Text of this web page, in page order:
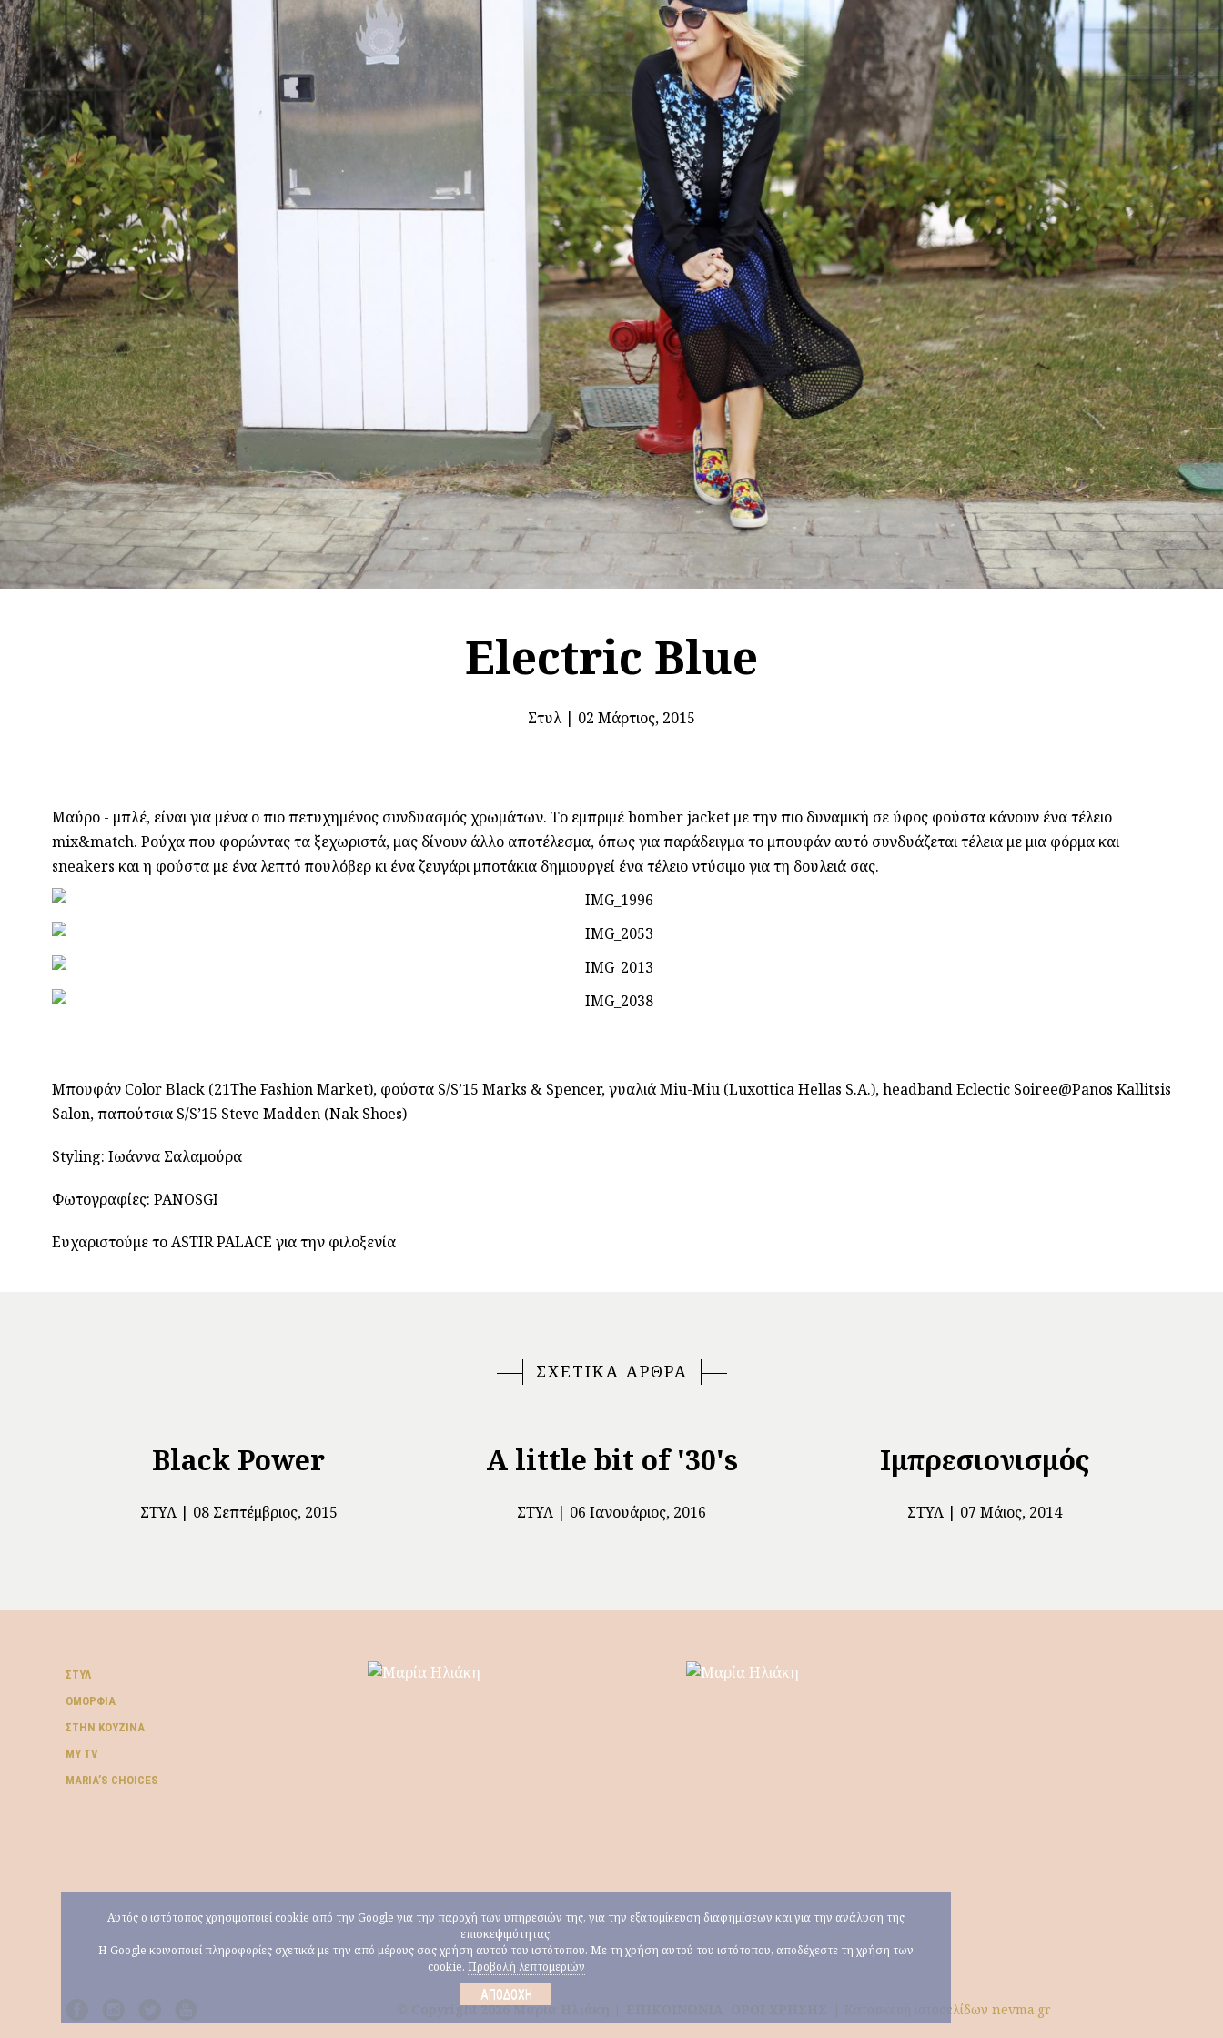
Electric Blue
Στυλ| 02 Μάρτιος, 2015
Μαύρο - μπλέ, είναι για μένα ο πιο πετυχημένος συνδυασμός χρωμάτων. Το εμπριμέ bomber jacket με την πιο δυναμική σε ύφος φούστα κάνουν ένα τέλειο
mix&match. Ρούχα που φορώντας τα ξεχωριστά, μας δίνουν άλλο αποτέλεσμα, όπως για παράδειγμα το μπουφάν αυτό συνδυάζεται τέλεια με μια φόρμα και
sneakers και η φούστα με ένα λεπτό πουλόβερ κι ένα ζευγάρι μποτάκια δημιουργεί ένα τέλειο ντύσιμο για τη δουλειά σας.
Μπουφάν Color Black (21The Fashion Market), φούστα S/S’15 Marks & Spencer, γυαλιά Miu-Miu (Luxottica Hellas S.A.), headband Eclectic Soiree@Panos Kallitsis
Salon, παπούτσια S/S’15 Steve Madden (Nak Shoes)
Styling: Ιωάννα Σαλαμούρα
Φωτογραφίες: PANOSGI
Ευχαριστούμε το ASTIR PALACE για την φιλοξενία
ΣΧΕΤΙΚΑ ΑΡΘΡΑ
Black Power
ΣΤΥΛ 08 Σεπτέμβριος, 2015
A little bit of '30's
ΣΤΥΛ 06 Ιανουάριος, 2016
Ιμπρεσιονισμός
ΣΤΥΛ 07 Μάιος, 2014
ΣΤΥΛ
ΟΜΟΡΦΙΆ
ΣΤΗΝ ΚΟΥΖΊΝΑ
MY TV
ΜARIA’S CHOICES
© Copyright 2026 Μαρία Ηλιάκη | Κατασκευή ιστοσελίδων nevma.gr
Αυτός ο ιστότοπος χρησιμοποιεί cookie από την Google για την παροχή των υπηρεσιών της, για την εξατομίκευση διαφημίσεων και για την ανάλυση της
επισκεψιμότητας.
Η Google κοινοποιεί πληροφορίες σχετικά με την από μέρους σας χρήση αυτού του ιστότοπου. Με τη χρήση αυτού του ιστότοπου, αποδέχεστε τη χρήση των
cookie. Προβολή λεπτομεριών
ΑΠΟΔΟΧΉ